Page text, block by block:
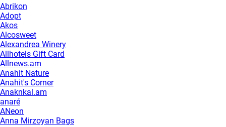
Abrikon
Adopt
Akos
Alcosweet
Alexandrea Winery
Allhotels Gift Card
Allnews.am
Anahit Nature
Anahit's Corner
Anaknkal.am
anaré
ANeon
Anna Mirzoyan Bags